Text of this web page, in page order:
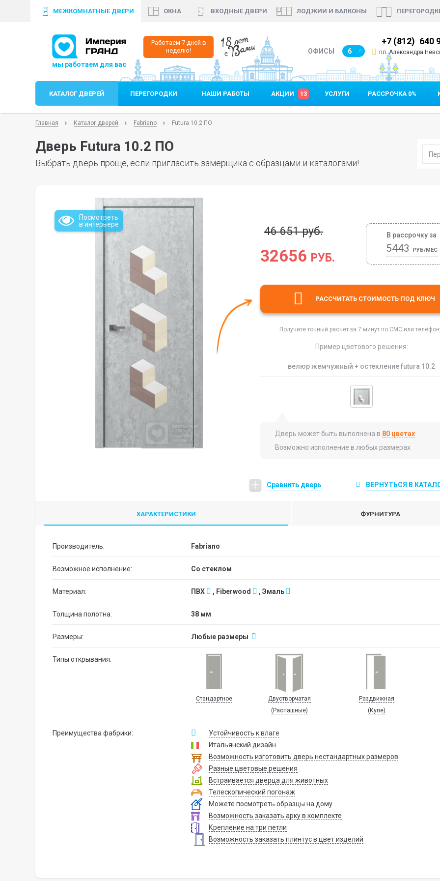
МЕЖКОМНАТНЫЕ ДВЕРИ ОКНА ВХОДНЫЕ ДВЕРИ ЛОДЖИИ И БАЛКОНЫ
Работаем 7 дней в
неделю!
18 лет
с Вами ОФИСЫ 6
+7 (812) 640 90 24 +7 (812) 640 35 99 +7 (812) 640
пл. Александра
КАТАЛОГ ДВЕРЕЙ ПЕРЕГОРОДКИ НАШИ РАБОТЫ АКЦИИ 13 УСЛУГИ РАССРОЧКА 0%
Главная Каталог дверей Fabriano Futura 10.2 ПО
Дверь Futura 10.2 ПО
Выбрать дверь проще, если пригласить замерщика с образцами и каталогами!
Посмотреть
в интерьере
46 651 руб.
32656 РУБ.
В рассрочку за
5443 РУБ/МЕС
РАССЧИТАТЬ СТОИМОСТЬ ПОД КЛЮЧ
Получите точный расчет за 7 минут по СМС или
Пример цветового решения:
велюр жемчужный + остекление futura 10.2
Дверь может быть выполнена в 80 цветах
Возможно исполнение в любых размерах
Сравнить дверь ВЕРНУТЬСЯ В
ХАРАКТЕРИСТИКИ ФУРНИТУРА
Производитель: Fabriano
Возможное исполнение: со стеклом
Материал: ПВХ , Fiberwood , Эмаль
Толщина полотна: 38 мм
Размеры: Любые размеры
Типы открывания:
Стандартное
Двустворчатая
(Распашные)
Раздвижная
(Купе)
Преимущества фабрики:
Устойчивость к влаге
Итальянский дизайн
Возможность изготовить дверь нестандартных размеров
Разные цветовые решения
Встраивается дверца для животных
Телескопический погонаж
Можете посмотреть образцы на дому
Возможность заказать арку в комплекте
Крепление на три петли
Возможность заказать плинтус в цвет изделий